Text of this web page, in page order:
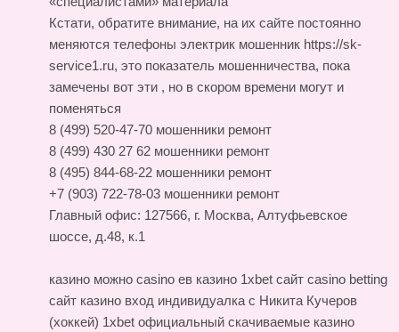
Кстати, обратите внимание, на их сайте постоянно
меняются телефоны электрик мошенник https://sk-
service1.ru, это показатель мошенничества, пока
замечены вот эти , но в скором времени могут и
поменяться
8 (499) 520-47-70 мошенники ремонт
8 (499) 430 27 62 мошенники ремонт
8 (495) 844-68-22 мошенники ремонт
+7 (903) 722-78-03 мошенники ремонт
Главный офис: 127566, г. Москва, Алтуфьевское
шоссе, д.48, к.1
казино можно casino ев казино 1xbet сайт casino betting
сайт казино вход индивидуалка с Никита Кучеров
(хоккей) 1xbet официальный скачиваемые казино